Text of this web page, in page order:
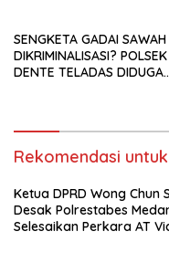
SENGKETA GADAI SAWAH
DIKRIMINALISASI? POLSEK
DENTE TELADAS DIDUGA
Rekomendasi
Ketua DPRD Wong Chun
Desak Polrestabes
Selesaikan Perkara AT